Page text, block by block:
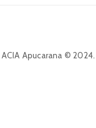
ACIA Apucarana ©